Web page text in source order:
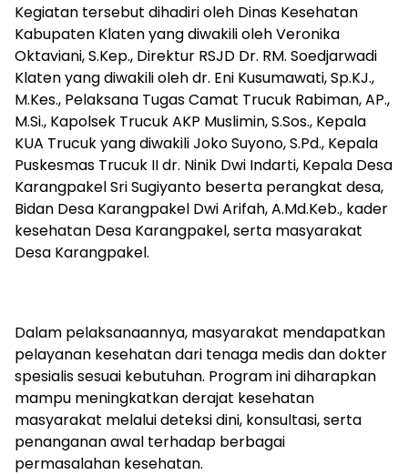
Kegiatan tersebut dihadiri oleh Dinas Kesehatan
Kabupaten Klaten yang diwakili oleh Veronika
Oktaviani, S.Kep., Direktur RSJD Dr. RM. Soedjarwadi
Klaten yang diwakili oleh dr. Eni Kusumawati, Sp.KJ.,
M.Kes., Pelaksana Tugas Camat Trucuk Rabiman, AP.,
M.Si., Kapolsek Trucuk AKP Muslimin, S.Sos., Kepala
KUA Trucuk yang diwakili Joko Suyono, S.Pd., Kepala
Puskesmas Trucuk II dr. Ninik Dwi Indarti, Kepala Desa
Karangpakel Sri Sugiyanto beserta perangkat desa,
Bidan Desa Karangpakel Dwi Arifah, A.Md.Keb., kader
kesehatan Desa Karangpakel, serta masyarakat
Desa Karangpakel.
Dalam pelaksanaannya, masyarakat mendapatkan
pelayanan kesehatan dari tenaga medis dan dokter
spesialis sesuai kebutuhan. Program ini diharapkan
mampu meningkatkan derajat kesehatan
masyarakat melalui deteksi dini, konsultasi, serta
penanganan awal terhadap berbagai
permasalahan kesehatan.